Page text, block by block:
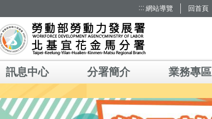
::: 網站導覽 回首頁
訊息中心 分署簡介 業務專區